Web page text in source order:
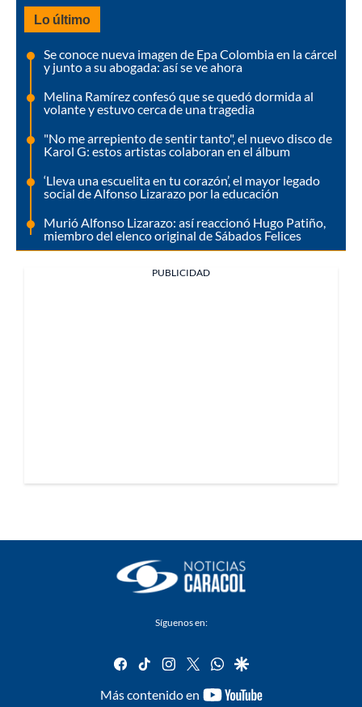
Lo último
Se conoce nueva imagen de Epa Colombia en la cárcel
y junto a su abogada: así se ve ahora
Melina Ramírez confesó que se quedó dormida al
volante y estuvo cerca de una tragedia
"No me arrepiento de sentir tanto", el nuevo disco de
Karol G: estos artistas colaboran en el álbum
‘Lleva una escuelita en tu corazón’, el mayor legado
social de Alfonso Lizarazo por la educación
Murió Alfonso Lizarazo: así reaccionó Hugo Patiño,
miembro del elenco original de Sábados Felices
PUBLICIDAD
Síguenos en:
facebook
tiktok instagram
twitterwhatsapp
google
Más contenido en
youtube-